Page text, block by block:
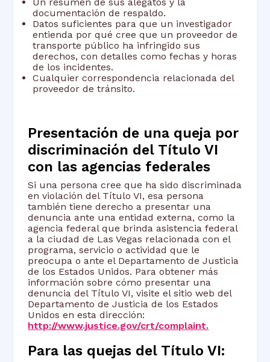
documentación de respaldo.
Datos suficientes para que un investigador
entienda por qué cree que un proveedor de
transporte público ha infringido sus
derechos, con detalles como fechas y horas
de los incidentes.
Cualquier correspondencia relacionada del
proveedor de tránsito.
Presentación de una queja por
discriminación del Título VI
con las agencias federales
Si una persona cree que ha sido discriminada
en violación del Título VI, esa persona
también tiene derecho a presentar una
denuncia ante una entidad externa, como la
agencia federal que brinda asistencia federal
a la ciudad de Las Vegas relacionada con el
programa, servicio o actividad que le
preocupa o ante el Departamento de Justicia
de los Estados Unidos. Para obtener más
información sobre cómo presentar una
denuncia del Título VI, visite el sitio web del
Departamento de Justicia de los Estados
Unidos en esta dirección:
http://www.justice.gov/crt/complaint.
Para las quejas del Título VI: